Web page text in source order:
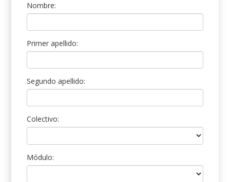
Nombre:
Primer apellido:
Segundo apellido:
Colectivo:
Módulo: